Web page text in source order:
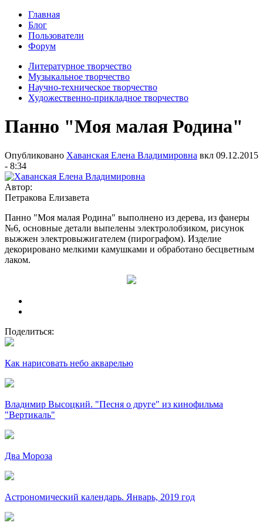
Главная
Блог
Пользователи
Форум
Литературное творчество
Музыкальное творчество
Научно-техническое творчество
Художественно-прикладное творчество
Панно "Моя малая Родина"
Опубликовано Хаванская Елена Владимировна вкл 09.12.2015
- 8:34
Автор:
Петракова Елизавета
Панно "Моя малая Родина" выполнено из дерева, из фанеры
№6, основные детали выпелены электролобзиком, рисунок
выжжен электровыжигателем (пирографом). Изделие
декорировано мелкими камушками и обработано бесцветным
лаком.
Поделиться:
Как нарисовать небо акварелью
Владимир Высоцкий. "Песня о друге" из кинофильма
"Вертикаль"
Два Мороза
Астрономический календарь. Январь, 2019 год